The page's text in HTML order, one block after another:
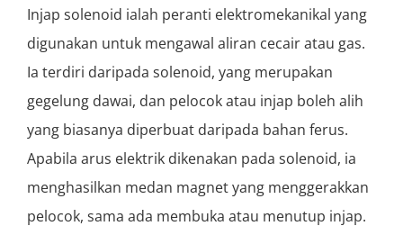
Injap solenoid ialah peranti elektromekanikal yang
digunakan untuk mengawal aliran cecair atau gas.
Ia terdiri daripada solenoid, yang merupakan
gegelung dawai, dan pelocok atau injap boleh alih
yang biasanya diperbuat daripada bahan ferus.
Apabila arus elektrik dikenakan pada solenoid, ia
menghasilkan medan magnet yang menggerakkan
pelocok, sama ada membuka atau menutup injap.